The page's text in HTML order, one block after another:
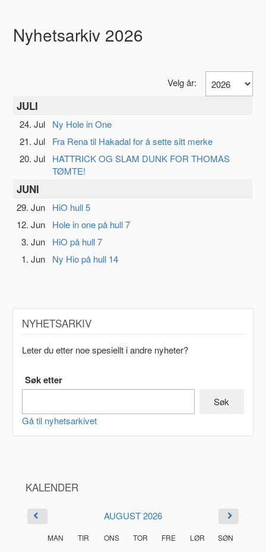
Nyhetsarkiv 2026
Velg år:
JULI
24. Jul
Ny Hole in One
21. Jul
Fra Rena til Hakadal for å sette sitt merke
20. Jul
HATTRICK OG SLAM DUNK FOR THOMAS
TØMTE!
JUNI
29. Jun
HiO hull 5
12. Jun
Hole in one på hull 7
3. Jun
HiO på hull 7
1. Jun
Ny Hio på hull 14
NYHETSARKIV
Leter du etter noe spesiellt i andre nyheter?
Søk etter
Gå til nyhetsarkivet
KALENDER
AUGUST 2026
MAN TIR ONS TOR FRE LØR SØN